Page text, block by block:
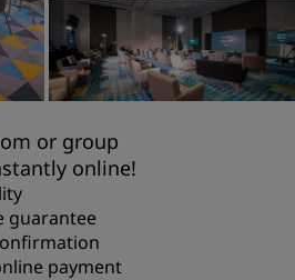
or group
online!
guarantee
payment